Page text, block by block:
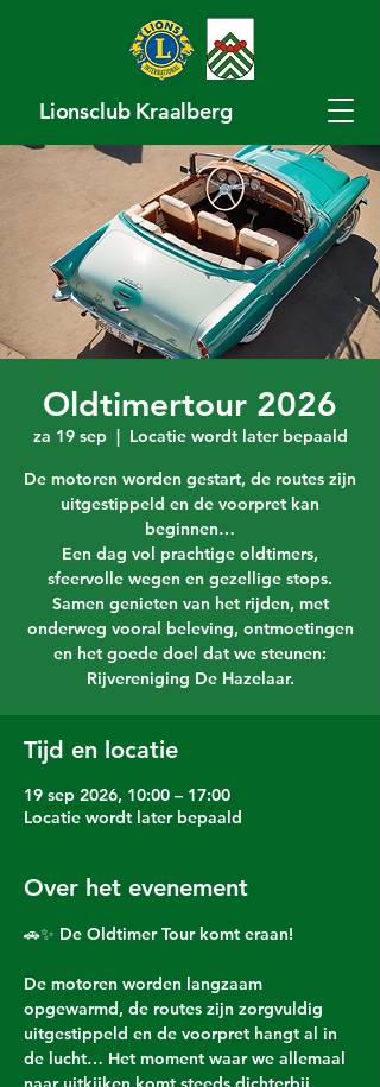
Lionsclub Kraalberg
Oldtimertour 2026
za 19 sep
  |
Locatie wordt later bepaald
De motoren worden gestart, de routes zijn
uitgestippeld en de voorpret kan
beginnen…
Een dag vol prachtige oldtimers,
sfeervolle wegen en gezellige stops.
Samen genieten van het rijden, met
onderweg vooral beleving, ontmoetingen
en het goede doel dat we steunen:
Rijvereniging De Hazelaar.
Tijd en locatie
19 sep 2026, 10:00 – 17:00
Locatie wordt later bepaald
Over het evenement
🚗✨ De Oldtimer Tour komt eraan!
De motoren worden langzaam
opgewarmd, de routes zijn zorgvuldig
uitgestippeld en de voorpret hangt al in
de lucht… Het moment waar we allemaal